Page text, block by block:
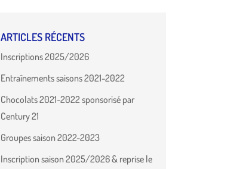
ARTICLES RÉCENTS
Inscriptions 2025/2026
Entraînements saisons 2021-2022
Chocolats 2021-2022 sponsorisé par
Century 21
Groupes saison 2022-2023
Inscription saison 2025/2026 & reprise le